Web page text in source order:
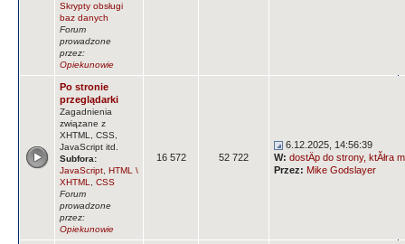
Skrypty obsługi
baz danych
Forum
prowadzone
przez:
Opiekunowie
Po stronie
przeglądarki
Zagadnienia
związane z
XHTML, CSS,
JavaScript itd.
Subfora:
JavaScript HTML \
XHTML
CSS
Forum
prowadzone
przez:
Opiekunowie
16 572 52 722
6.12.2025, 14:56:39
W: dostÄp do strony, ktĂłra
Przez: Mike Godslayer